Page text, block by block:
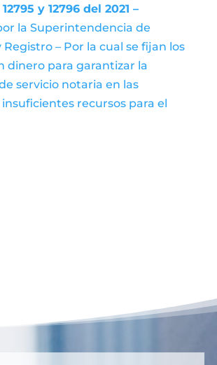
y 12796 del 2021 –
la Superintendencia de
– Por la cual se fijan los
dinero para garantizar la
servicio notaria en las
recursos para el